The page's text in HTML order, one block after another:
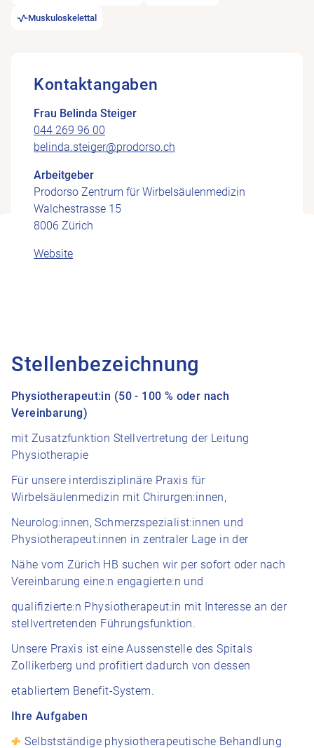
Muskuloskelettal
Kontaktangaben
Frau Belinda Steiger
044 269 96 00
belinda.steiger@prodorso.ch
Arbeitgeber
Prodorso Zentrum für Wirbelsäulenmedizin
Walchestrasse 15
8006 Zürich
Website
Stellenbezeichnung
Physiotherapeut:in (50 - 100 % oder nach
Vereinbarung)
mit Zusatzfunktion Stellvertretung der Leitung
Physiotherapie
Für unsere interdisziplinäre Praxis für
Wirbelsäulenmedizin mit Chirurgen:innen,
Neurolog:innen, Schmerzspezialist:innen und
Physiotherapeut:innen in zentraler Lage in der
Nähe vom Zürich HB suchen wir per sofort oder nach
Vereinbarung eine:n engagierte:n und
qualifizierte:n Physiotherapeut:in mit Interesse an der
stellvertretenden Führungsfunktion.
Unsere Praxis ist eine Aussenstelle des Spitals
Zollikerberg und profitiert dadurch von dessen
etabliertem Benefit-System.
Ihre Aufgaben
Selbstständige physiotherapeutische Behandlung